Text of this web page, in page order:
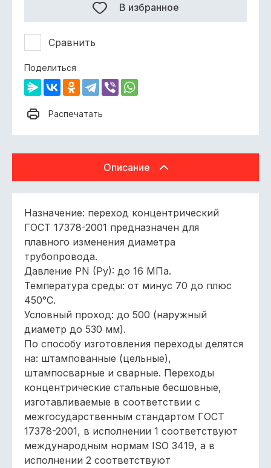
Сравнить
В избранное
Поделиться
Распечатать
Описание
Назначение: переход концентрический
ГОСТ 17378-2001 предназначен для
плавного изменения диаметра
трубопровода.
Давление РN (Py): до 16 МПа.
Температура среды: от минус 70 до плюс
450°С.
Условный проход: до 500 (наружный
диаметр до 530 мм).
По способу изготовления переходы делятся
на: штампованные (цельные),
штампосварные и сварные. Переходы
концентрические стальные бесшовные,
изготавливаемые в соответствии с
межгосударственным стандартом ГОСТ
17378-2001, в исполнении 1 соответствуют
международным нормам ISO 3419, а в
исполнении 2 соответствуют